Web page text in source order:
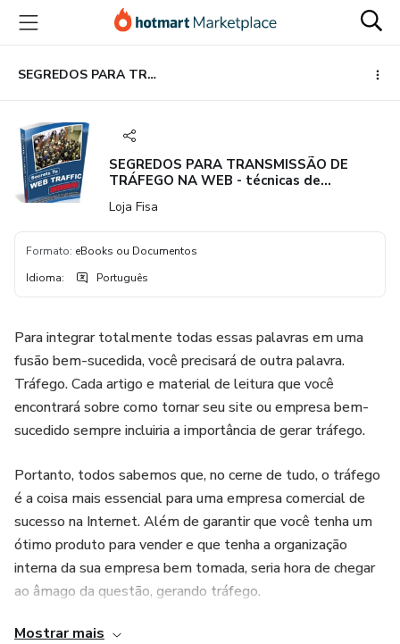
para
conteúdo
principal
para
pagamento
para
rodapé
SEGREDOS PARA TRANSMISSÃO DE TRÁFEGO NA WEB - técnicas de construção de tráfego para aumentar o fluxo de visitantes em seus sites e explodir os lucros do seu negócio
SEGREDOS PARA TRANSMISSÃO DE
TRÁFEGO NA WEB - técnicas de
fluxo de visitantes em seus sites e
explodir os lucros do seu negócio
Loja Fisa
Formato: eBooks ou Documentos
Idioma: Português
Para integrar totalmente todas essas palavras em uma
fusão bem-sucedida, você precisará de outra palavra.
Tráfego. Cada artigo e material de leitura que você
encontrará sobre como tornar seu site ou empresa bem-
sucedido sempre incluiria a importância de gerar tráfego.
Portanto, todos sabemos que, no cerne de tudo, o tráfego
é a coisa mais essencial para uma empresa comercial de
sucesso na Internet. Além de garantir que você tenha um
ótimo produto para vender e que tenha a organização
interna da sua empresa bem tomada, seria hora de chegar
ao âmago da questão, gerando tráfego.
Mostrar mais